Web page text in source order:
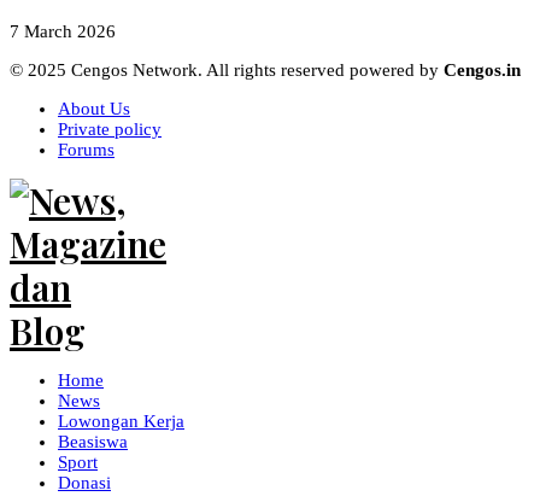
7 March 2026
© 2025 Cengos Network. All rights reserved powered by Cengos.in
About Us
Private policy
Forums
Home
News
Lowongan Kerja
Beasiswa
Sport
Donasi